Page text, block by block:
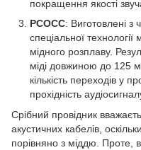
покращення якості
PCOCC: Виготовлені з
спеціальної
мідного розплаву.
міді довжиною до 125
кількість переходів у
прохідність
Срібний провідник
акустичних кабелів,
порівняно з міддю. Проте,